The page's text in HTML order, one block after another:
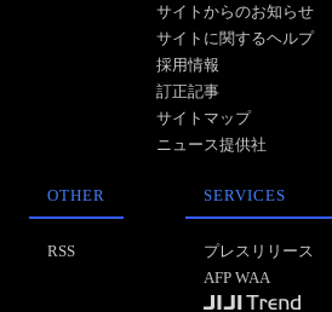
サイトからのお知らせ
サイトに関するヘルプ
採用情報
訂正記事
サイトマップ
ニュース提供社
OTHER
RSS
SERVICES
プレスリリース
AFP WAA